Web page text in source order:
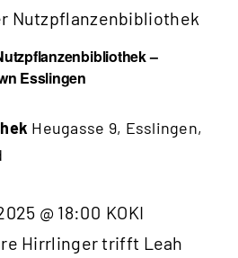
–
Esslingen
Nutzpflanzenbibliothek
Heugasse 9, Esslingen,
@ 18:00 KOKI
Hirrlinger trifft Leah